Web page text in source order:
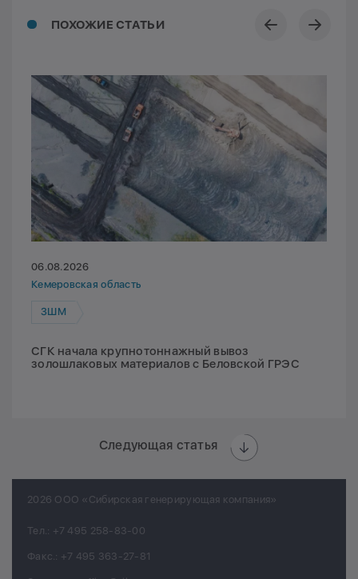
ПОХОЖИЕ СТАТЬИ
06.08.2026
Кемеровская область
ЗШМ
СГК начала крупнотоннажный вывоз
золошлаковых материалов с Беловской ГРЭС
Следующая статья
2026 ООО «Сибирская генерирующая компания»
Тел.: +7 495 258-83-00
Факс.: +7 495 363-27-81